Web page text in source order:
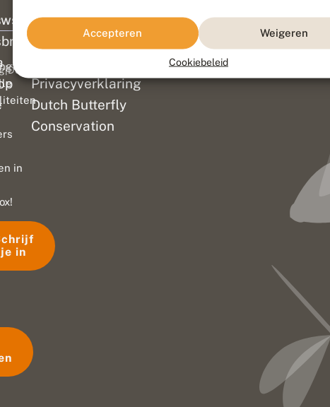
Accepteren Weigeren
Cookiebeleid
Colofon
Disclaimer
Privacyverklaring
Dutch Butterfly
Conservation
in
je in
|Duurzaam ontwikkeld door Go2People, ontworpen door